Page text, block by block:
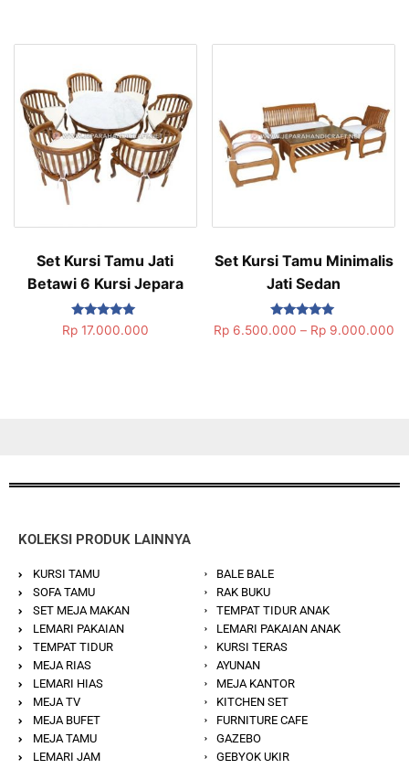
Set Kursi Tamu Jati
Betawi 6 Kursi Jepara
Dinilai
5.00
Rp17.000.000
Set Kursi Tamu Minimalis
Jati Sedan
Dinilai
5.00
Rp6.500.000 – Rp9.000.000
KOLEKSI PRODUK LAINNYA
KURSI TAMU
SOFA TAMU
SET MEJA MAKAN
LEMARI PAKAIAN
TEMPAT TIDUR
MEJA RIAS
LEMARI HIAS
MEJA TV
MEJA BUFET
MEJA TAMU
LEMARI JAM
BALE BALE
RAK BUKU
TEMPAT TIDUR ANAK
LEMARI PAKAIAN ANAK
KURSI TERAS
AYUNAN
MEJA KANTOR
KITCHEN SET
FURNITURE CAFE
GAZEBO
GEBYOK UKIR